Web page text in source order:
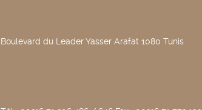
Boulevard du Leader Yasser Arafat 1080 Tunis